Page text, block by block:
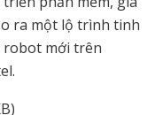
ra một lộ trình tinh
robot mới trên